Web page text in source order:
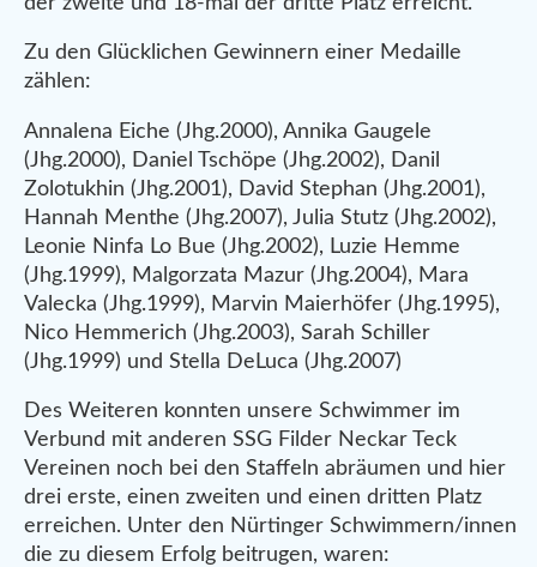
Zu den Glücklichen Gewinnern einer Medaille
zählen:
Annalena Eiche (Jhg.2000), Annika Gaugele
(Jhg.2000), Daniel Tschöpe (Jhg.2002), Danil
Zolotukhin (Jhg.2001), David Stephan (Jhg.2001),
Hannah Menthe (Jhg.2007), Julia Stutz (Jhg.2002),
Leonie Ninfa Lo Bue (Jhg.2002), Luzie Hemme
(Jhg.1999), Malgorzata Mazur (Jhg.2004), Mara
Valecka (Jhg.1999), Marvin Maierhöfer (Jhg.1995),
Nico Hemmerich (Jhg.2003), Sarah Schiller
(Jhg.1999) und Stella DeLuca (Jhg.2007)
Des Weiteren konnten unsere Schwimmer im
Verbund mit anderen SSG Filder Neckar Teck
Vereinen noch bei den Staffeln abräumen und hier
drei erste, einen zweiten und einen dritten Platz
erreichen. Unter den Nürtinger Schwimmern/innen
die zu diesem Erfolg beitrugen, waren: